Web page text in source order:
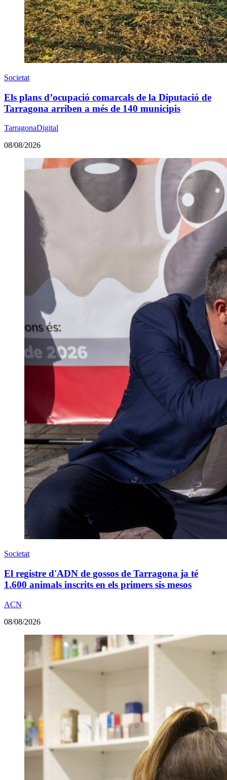
Societat
Els plans d’ocupació comarcals de la Diputació de
Tarragona arriben a més de 140 municipis
TarragonaDigital
08/08/2026
Societat
El registre d'ADN de gossos de Tarragona ja té
1.600 animals inscrits en els primers sis mesos
ACN
08/08/2026